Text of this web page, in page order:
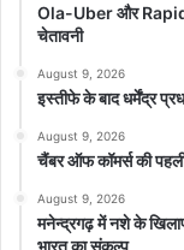
Ola-Uber और Rapido
चेतावनी
August 9, 2026
इस्तीफे के बाद धर्मेंद्र
August 9, 2026
चैंबर ऑफ कॉमर्स की
August 9, 2026
मनेन्द्रगढ़ में नशे के
भारत का संकल्प